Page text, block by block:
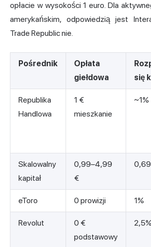
opłacie w wysokości 1 euro. Dla
amerykańskim, odpowiedzią jest
Trade Republic nie.
Pośrednik
Opłata
giełdowa
się
Republika
Handlowa
1 €
mieszkanie
~1%
Skalowalny
kapitał
0,99–4,99
€
eToro 0 prowizji 1%
Revolut
0 €
podstawowy